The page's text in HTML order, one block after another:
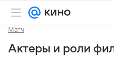
Матч
Актеры и роли